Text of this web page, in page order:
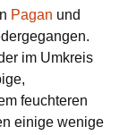
Pagan und
im Umkreis
feuchteren
einige wenige